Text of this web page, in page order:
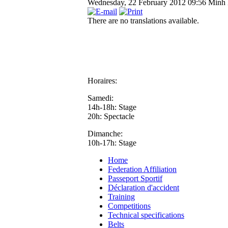
Wednesday, 22 February 2012 09:56 Minh
There are no translations available.
Horaires:
Samedi:
14h-18h: Stage
20h: Spectacle
Dimanche:
10h-17h: Stage
Home
Federation Affiliation
Passeport Sportif
Déclaration d'accident
Training
Competitions
Technical specifications
Belts